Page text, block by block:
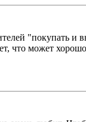
"покупать и
может